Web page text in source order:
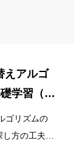
えアルゴ
学習（そ
ゴリズムの
し方の工夫